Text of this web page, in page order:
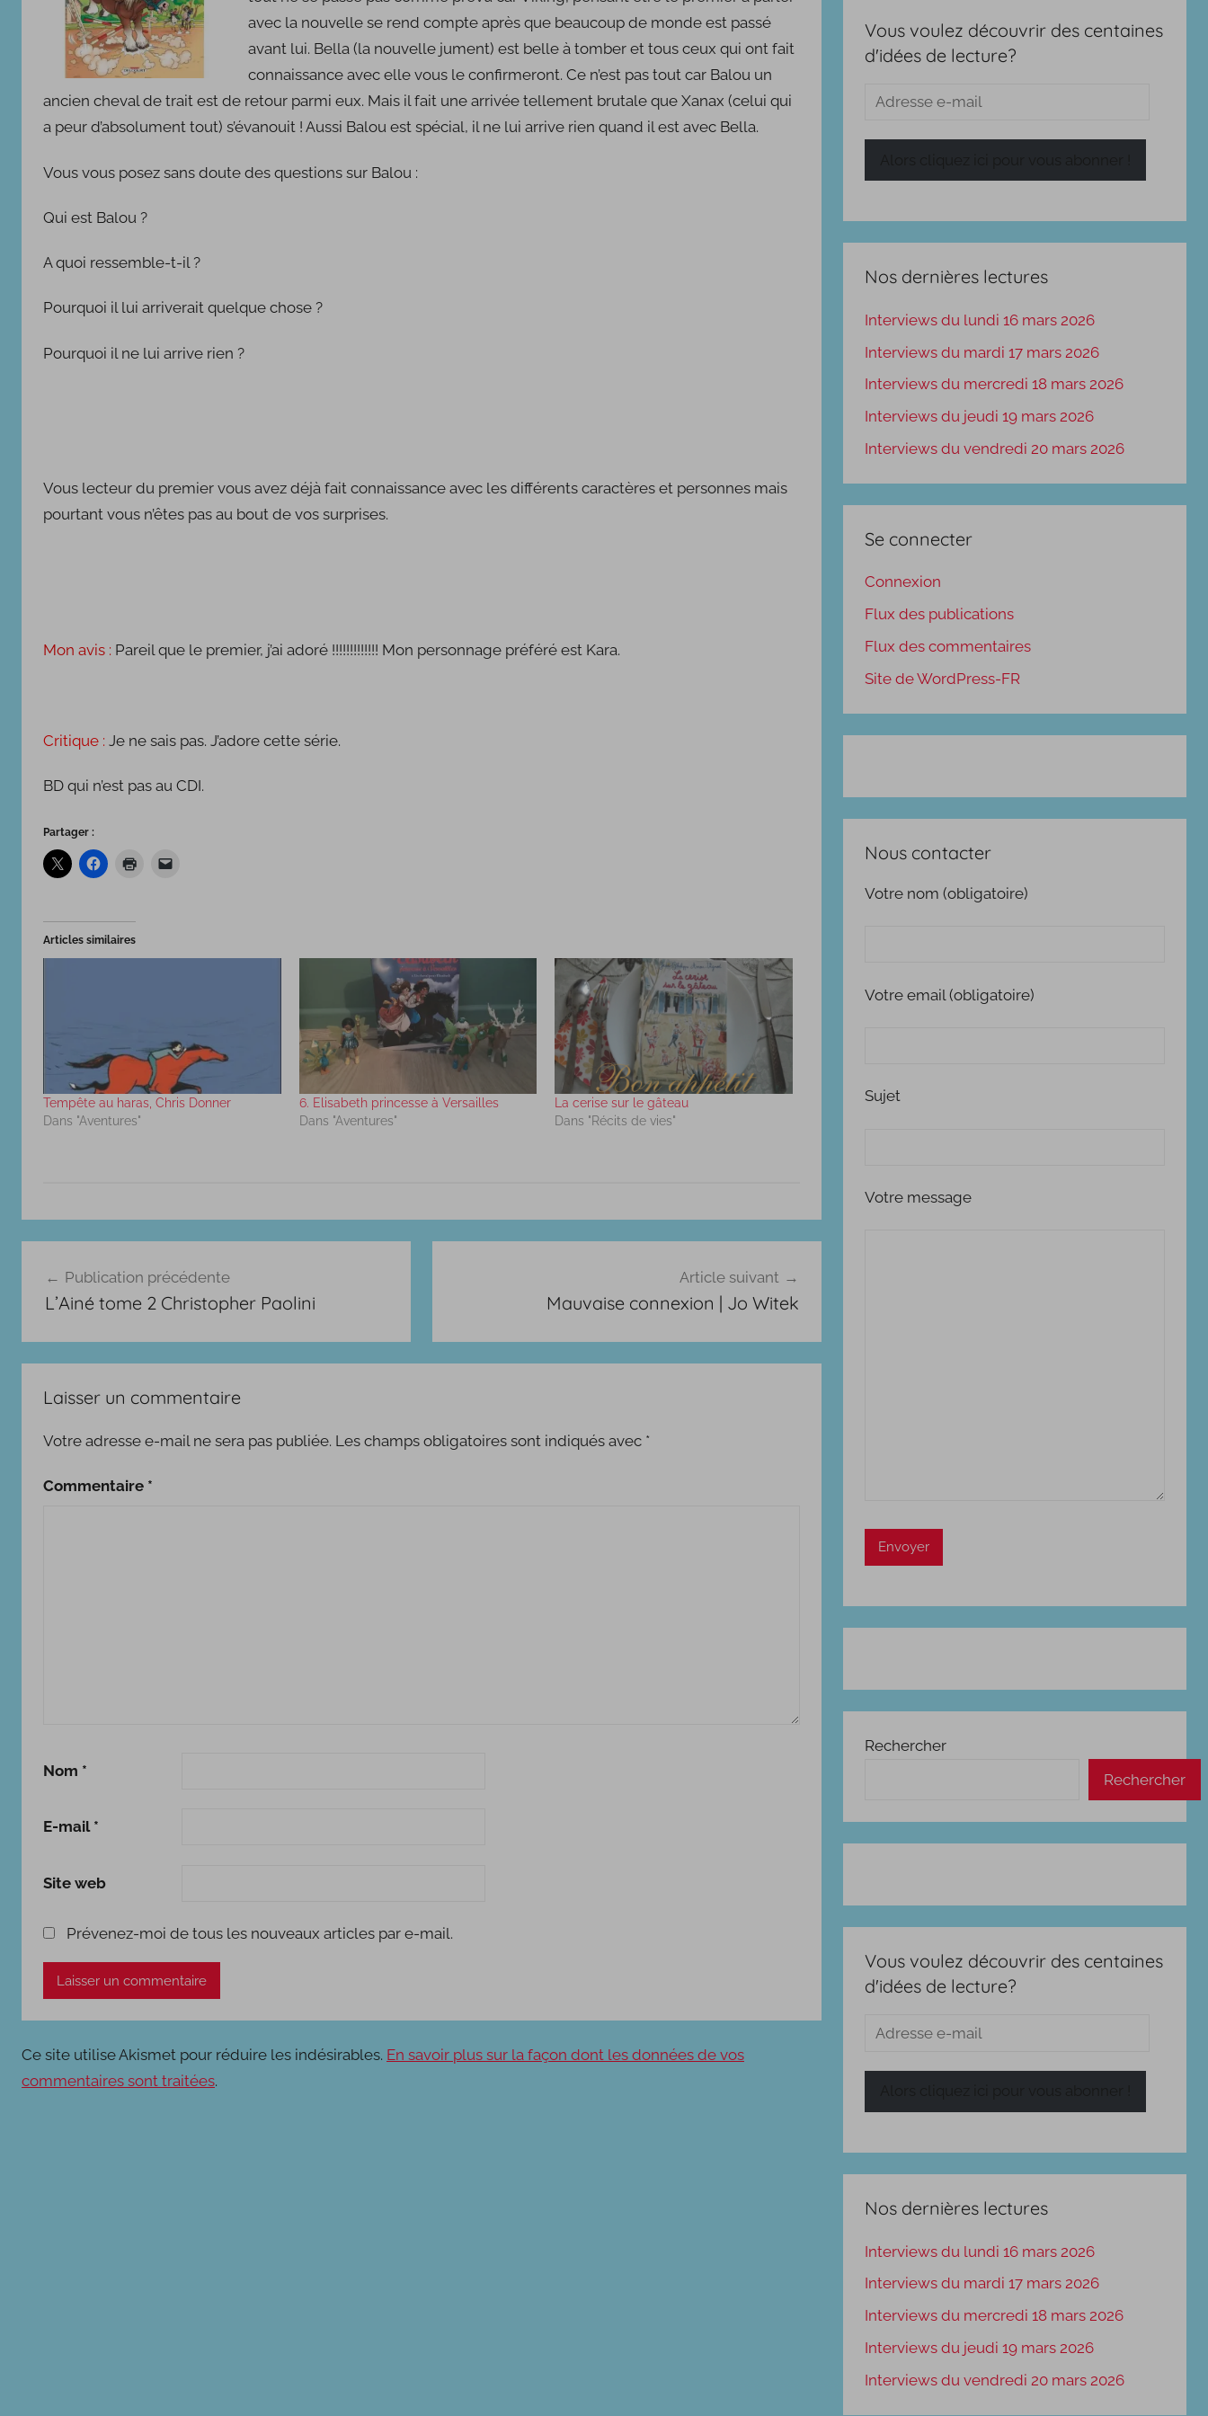
e
b
e
0
8
avec la nouvelle se rend compte après que beaucoup de monde est passé
avant lui. Bella (la nouvelle jument) est belle à tomber et tous ceux qui ont fait
connaissance avec elle vous le confirmeront. Ce n’est pas tout car Balou un
ancien cheval de trait est de retour parmi eux. Mais il fait une arrivée tellement brutale que Xanax (celui qui
a peur d’absolument tout) s’évanouit ! Aussi Balou est spécial, il ne lui arrive rien quand il est avec Bella.
Vous vous posez sans doute des questions sur Balou :
Qui est Balou ?
A quoi ressemble-t-il ?
Pourquoi il lui arriverait quelque chose ?
Pourquoi il ne lui arrive rien ?
Vous lecteur du premier vous avez déjà fait connaissance avec les différents caractères et personnes mais
pourtant vous n’êtes pas au bout de vos surprises.
Mon avis : Pareil que le premier, j’ai adoré !!!!!!!!!!!!! Mon personnage préféré est Kara.
Critique : Je ne sais pas. J’adore cette série.
BD qui n’est pas au CDI.
Partager :
Articles similaires
Tempête au haras, Chris Donner
Dans "Aventures"
6. Elisabeth princesse à Versailles
Dans "Aventures"
La cerise sur le gâteau
Dans "Récits de vies"
D
b
m
,
de
Publication précédente
L’Ainé tome 2 Christopher Paolini
Article suivant
Mauvaise connexion | Jo Witek
Laisser un commentaire
Votre adresse e-mail ne sera pas publiée. Les champs obligatoires sont indiqués avec *
Commentaire *
Nom *
E-mail *
Site web
Prévenez-moi de tous les nouveaux articles par e-mail.
Ce site utilise Akismet pour réduire les indésirables. En savoir plus sur la façon dont les données de vos
commentaires sont traitées.
Vous voulez découvrir des centaines
d'idées de lecture?
Adresse
Nos dernières lectures
Interviews du lundi 16 mars 2026
Interviews du mardi 17 mars 2026
Interviews du mercredi 18 mars 2026
Interviews du jeudi 19 mars 2026
Interviews du vendredi 20 mars 2026
Se connecter
Connexion
Flux des publications
Flux des commentaires
Site de WordPress-FR
Nous contacter
Votre nom (obligatoire)
Votre email (obligatoire)
Sujet
Votre message
Rechercher
Rechercher
Vous voulez découvrir des centaines
d'idées de lecture?
Adresse
Nos dernières lectures
Interviews du lundi 16 mars 2026
Interviews du mardi 17 mars 2026
Interviews du mercredi 18 mars 2026
Interviews du jeudi 19 mars 2026
Interviews du vendredi 20 mars 2026